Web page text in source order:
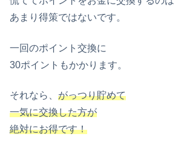
あまり得策ではないです。
一回のポイント交換に
30ポイントもかかります。
それなら、 がっつり貯めて
一気に交換した方が
絶対にお得です！